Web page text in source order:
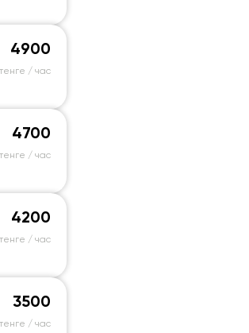
4900
тенге / час
4700
тенге / час
4200
тенге / час
3500
тенге / час